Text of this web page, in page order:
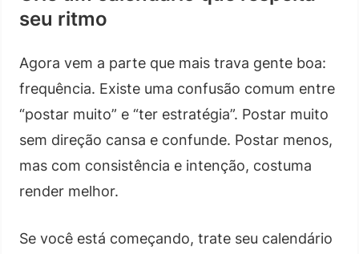
seu ritmo
Agora vem a parte que mais trava gente boa:
frequência. Existe uma confusão comum entre
“postar muito” e “ter estratégia”. Postar muito
sem direção cansa e confunde. Postar menos,
mas com consistência e intenção, costuma
render melhor.
Se você está começando, trate seu calendário